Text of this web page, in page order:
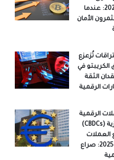
الكريبتو في 2025: عندما
الأمان
تُزعزع
في
الثقة
الرقمية
الرقمية
للبنوك المركزية (CBDCs)
العملات
اللامركزية في 2025: صراع